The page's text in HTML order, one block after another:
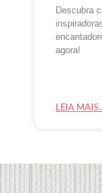
Descubra
agora!
LEIA